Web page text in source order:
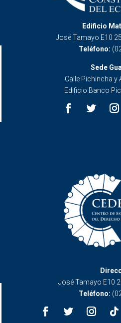
Edificio
José Tamayo E10
Teléfono:
Sede
Calle Pichincha y
Edificio Banco
José Tamayo E10
Teléfono: